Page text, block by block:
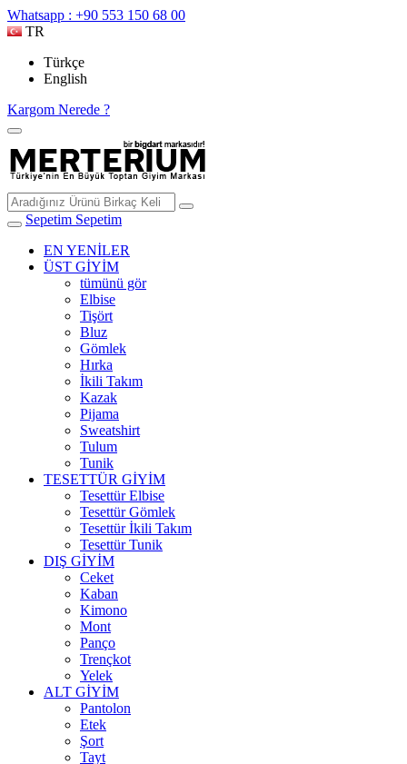
Whatsapp : +90 553 150 68 00
TR
Türkçe
English
Kargom Nerede ?
Sepetim Sepetim
EN YENİLER
ÜST GİYİM
tümünü gör
Elbise
Tişört
Bluz
Gömlek
Hırka
İkili Takım
Kazak
Pijama
Sweatshirt
Tulum
Tunik
TESETTÜR GİYİM
Tesettür Elbise
Tesettür Gömlek
Tesettür İkili Takım
Tesettür Tunik
DIŞ GİYİM
Ceket
Kaban
Kimono
Mont
Panço
Trençkot
Yelek
ALT GİYİM
Pantolon
Etek
Şort
Tayt